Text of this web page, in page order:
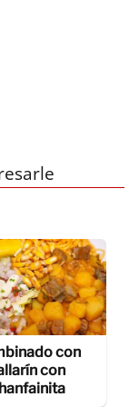
con
con